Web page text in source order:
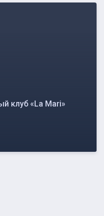
клуб «La Mari»